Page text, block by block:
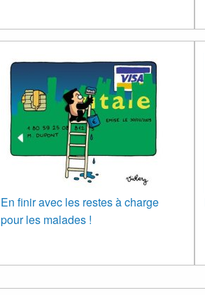
En finir avec les restes à charge
pour les malades !